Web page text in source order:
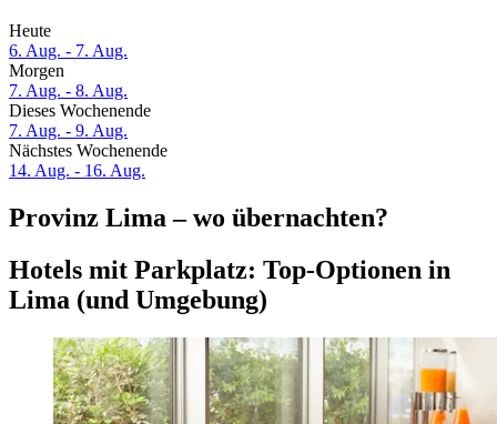
Heute
6. Aug. - 7. Aug.
Morgen
7. Aug. - 8. Aug.
Dieses Wochenende
7. Aug. - 9. Aug.
Nächstes Wochenende
14. Aug. - 16. Aug.
Provinz Lima – wo übernachten?
Hotels mit Parkplatz: Top-Optionen in
Lima (und Umgebung)